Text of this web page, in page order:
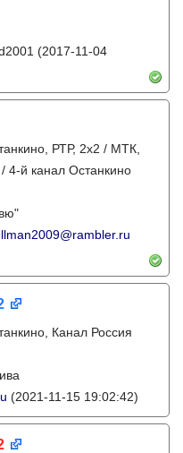
(2017-11-04
РТР, 2х2 / МТК,
4-й канал Останкино
Канал Россия
(2021-11-15 19:02:42)